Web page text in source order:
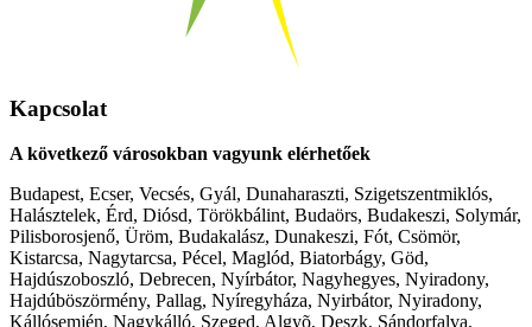
Kapcsolat
A következő városokban vagyunk elérhetőek
Budapest, Ecser, Vecsés, Gyál, Dunaharaszti, Szigetszentmiklós,
Halásztelek, Érd, Diósd, Törökbálint, Budaörs, Budakeszi, Solymár,
Pilisborosjenő, Üröm, Budakalász, Dunakeszi, Fót, Csömör,
Kistarcsa, Nagytarcsa, Pécel, Maglód, Biatorbágy, Göd,
Hajdúszoboszló, Debrecen, Nyírbátor, Nagyhegyes, Nyiradony,
Hajdúböszörmény, Pallag, Nyíregyháza, Nyirbátor, Nyiradony,
Kállósemjén, Nagykálló, Szeged, Algyõ, Deszk, Sándorfalva,